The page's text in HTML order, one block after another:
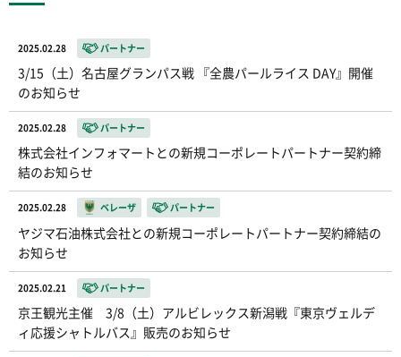
2025.02.28 パートナー
3/15（土）名古屋グランパス戦 『全農パールライス DAY』開催
のお知らせ
2025.02.28 パートナー
株式会社インフォマートとの新規コーポレートパートナー契約締
結のお知らせ
2025.02.28 ベレーザ パートナー
ヤジマ石油株式会社との新規コーポレートパートナー契約締結の
お知らせ
2025.02.21 パートナー
京王観光主催 3/8（土）アルビレックス新潟戦『東京ヴェルデ
ィ応援シャトルバス』販売のお知らせ